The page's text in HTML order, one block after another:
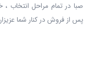
صبا در تمام مراحل انتخاب
پس از فروش در کنار شما